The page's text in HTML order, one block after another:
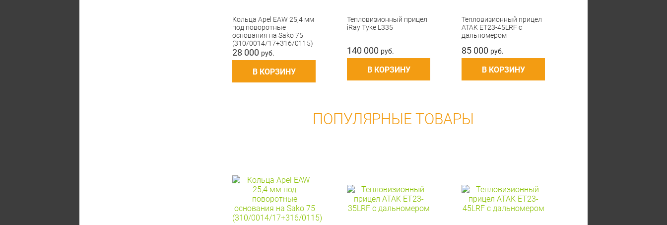
Кольца Apel EAW 25,4 мм
под поворотные
основания на Sako 75
(310/0014/17+316/0115)
28 000 руб.
В КОРЗИНУ
Тепловизионный прицел
iRay Tyke L335
140 000 руб.
В КОРЗИНУ
Тепловизионный прицел
ATAK ET23-45LRF с
дальномером
85 000 руб.
В КОРЗИНУ
ПОПУЛЯРНЫЕ ТОВАРЫ